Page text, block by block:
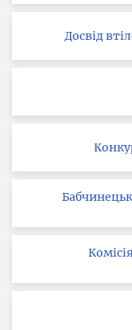
Досвід